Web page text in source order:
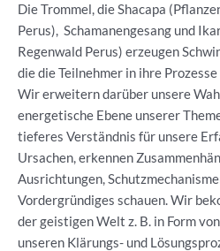
Die Trommel, die Shacapa
Perus), Schamanengesang und
Regenwald Perus) erzeugen
die die Teilnehmer in ihre
Wir erweitern darüber unsere
energetische Ebene unserer
tieferes Verständnis für unsere
Ursachen, erkennen
Ausrichtungen,
Vordergründiges schauen. Wir
der geistigen Welt z. B. in Form
unseren Klärungs- und